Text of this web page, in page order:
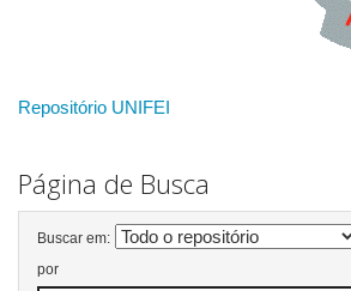
Repositório UNIFEI
Página de Busca
Buscar em:
por